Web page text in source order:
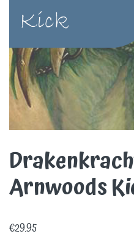
Arnwoods
€29.95